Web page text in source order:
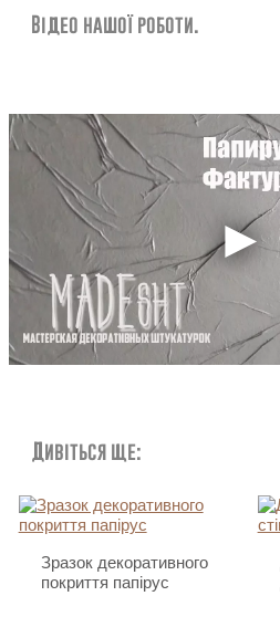
Відео нашої роботи.
Дивіться ще:
Зразок декоративного
покриття папірус